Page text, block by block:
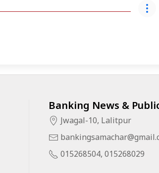
Banking News &
Jwagal-10, Lalitpur
015268504, 015268029